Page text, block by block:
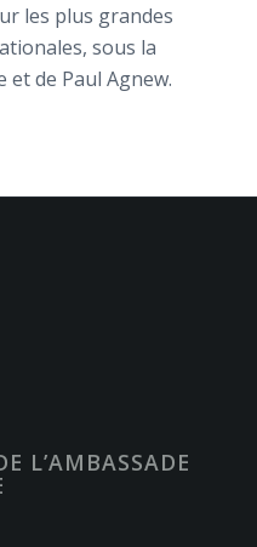
les plus grandes
sous la
de Paul Agnew.
L’AMBASSADE